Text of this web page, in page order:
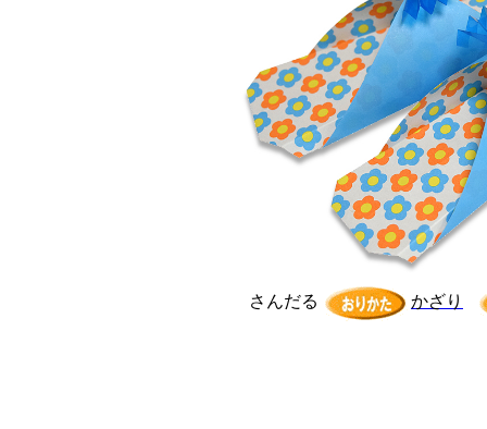
さんだる かざり